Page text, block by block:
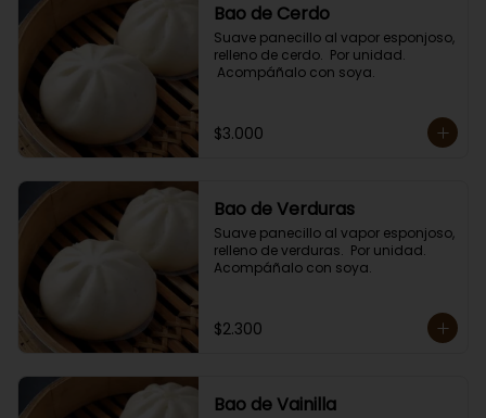
Bao de Cerdo
Suave panecillo al vapor esponjoso,
relleno de cerdo.  Por unidad.
Acompáñalo con soya.
$3.000
Bao de Verduras
Suave panecillo al vapor esponjoso,
relleno de verduras.  Por unidad.
Acompáñalo con soya.
$2.300
Bao de Vainilla